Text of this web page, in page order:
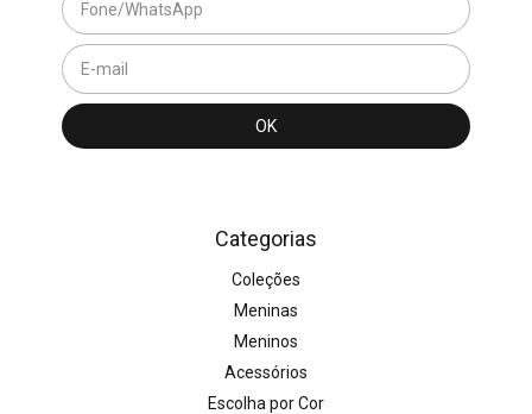
Categorias
Coleções
Meninas
Meninos
Acessórios
Escolha por Cor